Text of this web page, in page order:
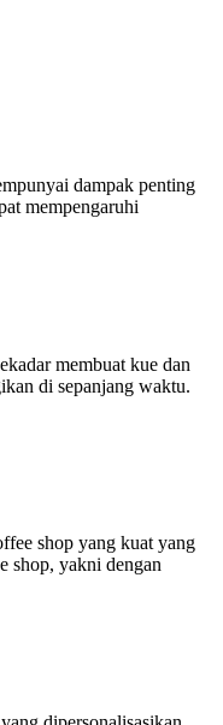
dampak penting
mempengaruhi
membuat kue dan
di sepanjang waktu.
shop yang kuat yang
shop, yakni dengan